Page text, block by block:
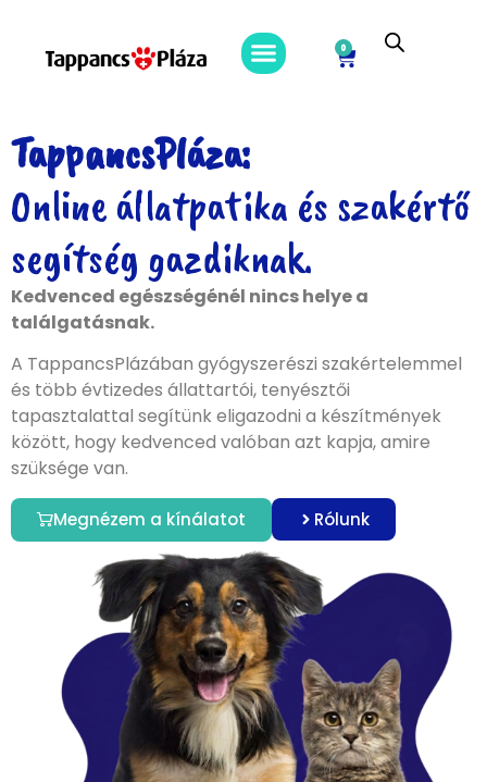
0
TappancsPláza:
Online állatpatika és szakértő
segítség gazdiknak.
Kedvenced egészségénél nincs helye a
találgatásnak.
A TappancsPlázában gyógyszerészi szakértelemmel
és több évtizedes állattartói, tenyésztői
tapasztalattal segítünk eligazodni a készítmények
között, hogy kedvenced valóban azt kapja, amire
szüksége van.
Megnézem a kínálatot Rólunk